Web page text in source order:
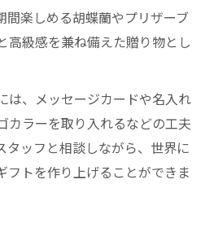
間楽しめる胡蝶蘭やプリザーブ
高級感を兼ね備えた贈り物とし
は、メッセージカードや名入れ
カラーを取り入れるなどの工夫
タッフと相談しながら、世界に
フトを作り上げることができま